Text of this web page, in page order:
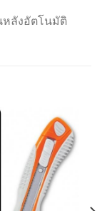
หลังอัตโนมัติ